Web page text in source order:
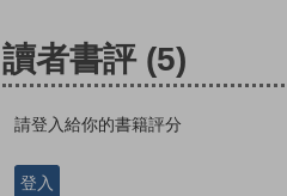
讀者書評 (5)
請登入給你的書籍評分
登入